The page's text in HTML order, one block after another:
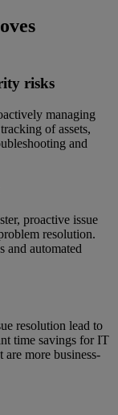
risks
managing
of assets,
and
proactive issue
resolution.
and automated
resolution lead to
time savings for IT
more business-